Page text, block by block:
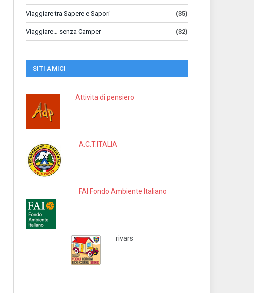
Viaggiare tra Sapere e Sapori (35)
Viaggiare… senza Camper (32)
SITI AMICI
Attivita di pensiero
A.C.T.ITALIA
FAI Fondo Ambiente Italiano
rivars